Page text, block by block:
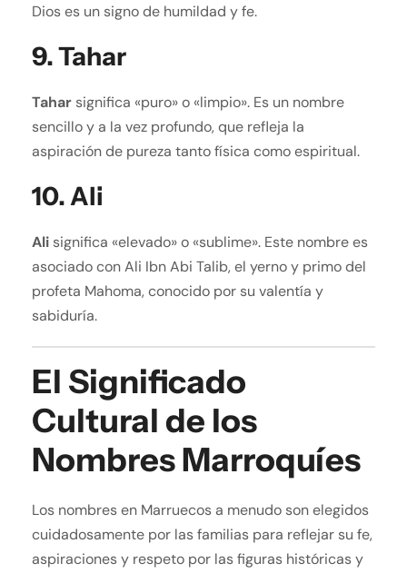
Dios es un signo de humildad y fe.
9.Tahar
Tahar significa «puro» o «limpio». Es un nombre
sencillo y a la vez profundo, que refleja la
aspiración de pureza tanto física como espiritual.
10.Ali
Ali significa «elevado» o «sublime». Este nombre es
asociado con Ali Ibn Abi Talib, el yerno y primo del
profeta Mahoma, conocido por su valentía y
sabiduría.
El Significado
Cultural de los
Nombres Marroquíes
Los nombres en Marruecos a menudo son elegidos
cuidadosamente por las familias para reflejar su fe,
aspiraciones y respeto por las figuras históricas y